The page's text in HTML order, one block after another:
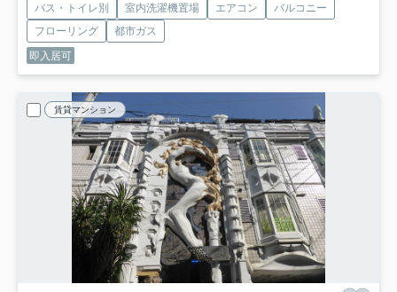
バス・トイレ別 室内洗濯機置場 エアコン
バルコニー
フローリング
都市ガス
即入居可
賃貸マンション